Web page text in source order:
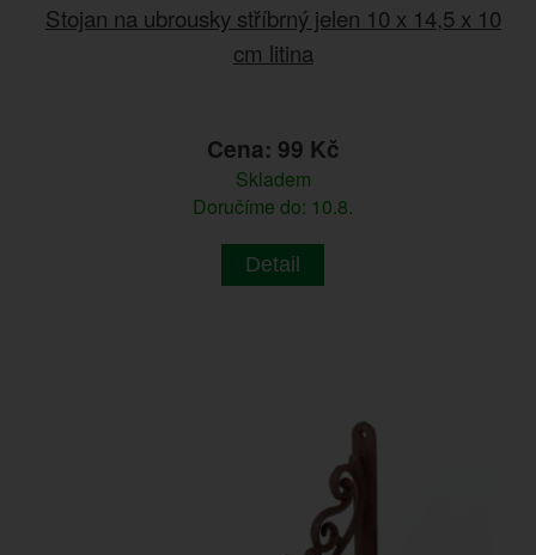
Stojan na ubrousky stříbrný jelen 10 x 14,5 x 10
cm litina
Cena: 99 Kč
Skladem
Doručíme do: 10.8.
Detail